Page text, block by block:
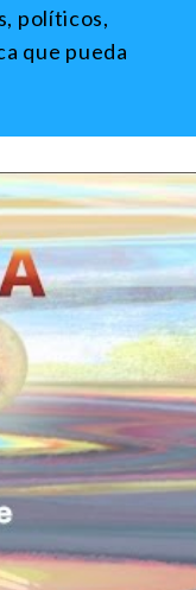
políticos,
que pueda